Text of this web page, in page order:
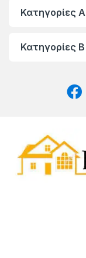
Κατηγορίες A
Κατηγορίες Β